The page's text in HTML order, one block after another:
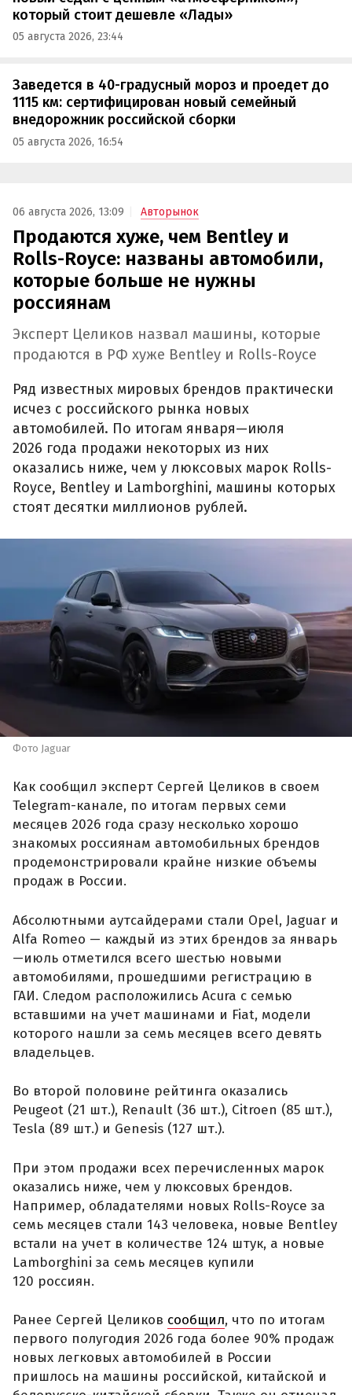
который стоит дешевле «Лады»
05 августа 2026, 23:44
Заведется в 40-градусный мороз и проедет до
1115 км: сертифицирован новый семейный
внедорожник российской сборки
05 августа 2026, 16:54
06 августа 2026, 13:09 Авторынок
Продаются хуже, чем Bentley и
Rolls-Royce: названы автомобили,
которые больше не нужны
россиянам
Эксперт Целиков назвал машины, которые
продаются в РФ хуже Bentley и Rolls-Royce
Ряд известных мировых брендов практически
исчез с российского рынка новых
автомобилей. По итогам января—июля
2026 года продажи некоторых из них
оказались ниже, чем у люксовых марок Rolls-
Royce, Bentley и Lamborghini, машины которых
стоят десятки миллионов рублей.
Фото Jaguar
Как сообщил эксперт Сергей Целиков в своем
Telegram-канале, по итогам первых семи
месяцев 2026 года сразу несколько хорошо
знакомых россиянам автомобильных брендов
продемонстрировали крайне низкие объемы
продаж в России.
Абсолютными аутсайдерами стали Opel, Jaguar и
Alfa Romeo — каждый из этих брендов за январь
—июль отметился всего шестью новыми
автомобилями, прошедшими регистрацию в
ГАИ. Следом расположились Acura с семью
вставшими на учет машинами и Fiat, модели
которого нашли за семь месяцев всего девять
владельцев.
Во второй половине рейтинга оказались
Peugeot (21 шт.), Renault (36 шт.), Citroen (85 шт.),
Tesla (89 шт.) и Genesis (127 шт.).
При этом продажи всех перечисленных марок
оказались ниже, чем у люксовых брендов.
Например, обладателями новых Rolls-Royce за
семь месяцев стали 143 человека, новые Bentley
встали на учет в количестве 124 штук, а новые
Lamborghini за семь месяцев купили
120 россиян.
Ранее Сергей Целиков сообщил, что по итогам
первого полугодия 2026 года более 90% продаж
новых легковых автомобилей в России
пришлось на машины российской, китайской и